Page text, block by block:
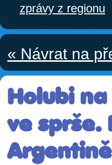
zprávy z regionu
« Návrat na
Holubi
ve sprše.
Argentině